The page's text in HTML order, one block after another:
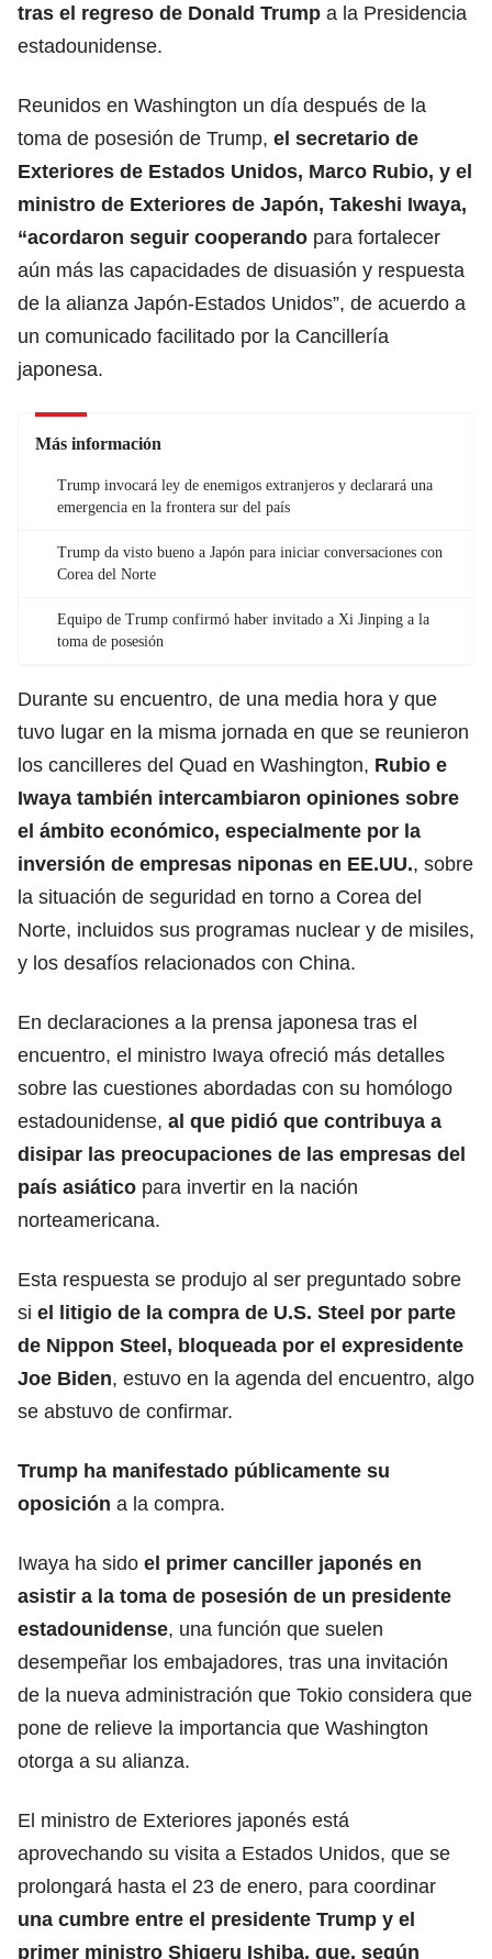
tras el regreso de Donald Trump a la Presidencia
estadounidense.
Reunidos en Washington un día después de la
toma de posesión de Trump, el secretario de
Exteriores de Estados Unidos, Marco Rubio, y el
ministro de Exteriores de Japón, Takeshi Iwaya,
“acordaron seguir cooperando para fortalecer
aún más las capacidades de disuasión y respuesta
de la alianza Japón-Estados Unidos”, de acuerdo a
un comunicado facilitado por la Cancillería
japonesa.
Más información
Trump invocará ley de enemigos extranjeros y declarará una
emergencia en la frontera sur del país
Trump da visto bueno a Japón para iniciar conversaciones con
Corea del Norte
Equipo de Trump confirmó haber invitado a Xi Jinping a la
toma de posesión
Durante su encuentro, de una media hora y que
tuvo lugar en la misma jornada en que se reunieron
los cancilleres del Quad en Washington, Rubio e
Iwaya también intercambiaron opiniones sobre
el ámbito económico, especialmente por la
inversión de empresas niponas en EE.UU., sobre
la situación de seguridad en torno a Corea del
Norte, incluidos sus programas nuclear y de misiles,
y los desafíos relacionados con China.
En declaraciones a la prensa japonesa tras el
encuentro, el ministro Iwaya ofreció más detalles
sobre las cuestiones abordadas con su homólogo
estadounidense, al que pidió que contribuya a
disipar las preocupaciones de las empresas del
país asiático para invertir en la nación
norteamericana.
Esta respuesta se produjo al ser preguntado sobre
si el litigio de la compra de U.S. Steel por parte
de Nippon Steel, bloqueada por el expresidente
Joe Biden, estuvo en la agenda del encuentro, algo
se abstuvo de confirmar.
Trump ha manifestado públicamente su
oposición a la compra.
Iwaya ha sido el primer canciller japonés en
asistir a la toma de posesión de un presidente
estadounidense, una función que suelen
desempeñar los embajadores, tras una invitación
de la nueva administración que Tokio considera que
pone de relieve la importancia que Washington
otorga a su alianza.
El ministro de Exteriores japonés está
aprovechando su visita a Estados Unidos, que se
prolongará hasta el 23 de enero, para coordinar
una cumbre entre el presidente Trump y el
primer ministro Shigeru Ishiba, que, según